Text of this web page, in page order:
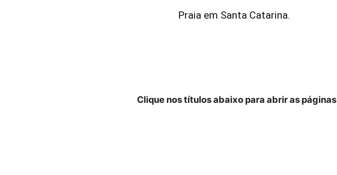
Praia em Santa Catarina.
Clique nos títulos abaixo para abrir as páginas